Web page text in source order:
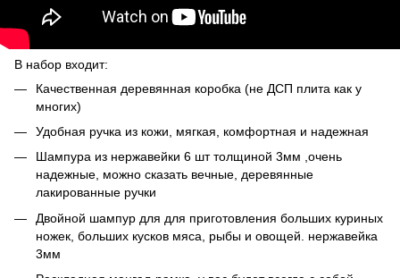
В набор входит:
Качественная деревянная коробка (не ДСП плита как у
многих)
Удобная ручка из кожи, мягкая, комфортная и надежная
Шампура из нержавейки 6 шт толщиной 3мм ,очень
надежные, можно сказать вечные, деревянные
лакированные ручки
Двойной шампур для для приготовления больших куриных
ножек, больших кусков мяса, рыбы и овощей. нержавейка
3мм